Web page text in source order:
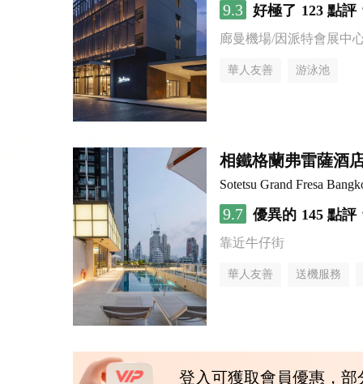
9.3 好極了 123 點評
廊曼機場/因派特會展中
華人友善 游泳池
相鐵格蘭弗雷薩酒
Sotetsu Grand Fresa
9.7 優異的 145 點評
靠近牛仔街
華人友善 送機服務
登入可獲取會員優惠，